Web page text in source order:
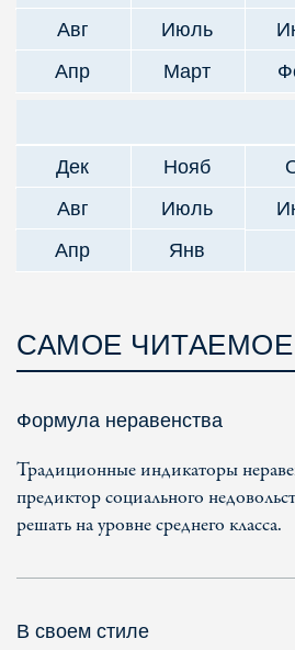
Авг
Июль
Апр
Март
Дек
Нояб
Авг
Июль
Апр
Янв
САМОЕ ЧИТАЕМОЕ
Формула неравенства
Традиционные индикаторы
предиктор социального
решать на уровне среднего класса.
В своем стиле